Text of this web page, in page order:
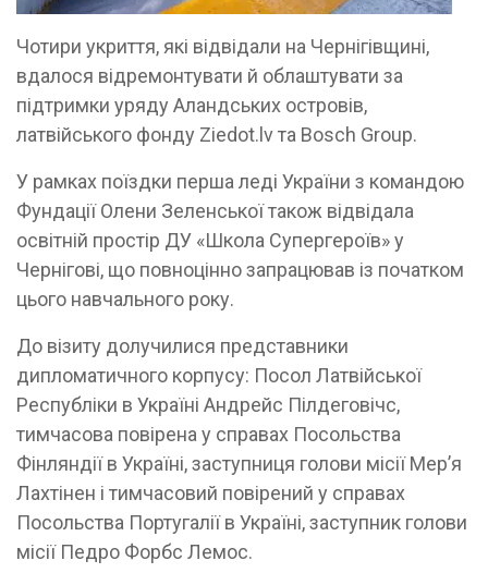
Чотири укриття, які відвідали на Чернігівщині,
вдалося відремонтувати й облаштувати за
підтримки уряду Аландських островів,
латвійського фонду Ziedot.lv та Bosch Group.
У рамках поїздки перша леді України з командою
Фундації Олени Зеленської також відвідала
освітній простір ДУ «Школа Супергероїв» у
Чернігові, що повноцінно запрацював із початком
цього навчального року.
До візиту долучилися представники
дипломатичного корпусу: Посол Латвійської
Республіки в Україні Андрейс Пілдеговічс,
тимчасова повірена у справах Посольства
Фінляндії в Україні, заступниця голови місії Мер’я
Лахтінен і тимчасовий повірений у справах
Посольства Португалії в Україні, заступник голови
місії Педро Форбс Лемос.